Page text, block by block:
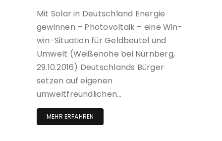
Mit Solar in Deutschland Energie
gewinnen – Photovoltaik – eine Win-
win-Situation für Geldbeutel und
Umwelt (Weißenohe bei Nürnberg,
29.10.2016) Deutschlands Bürger
setzen auf eigenen
umweltfreundlichen…
MEHR ERFAHREN